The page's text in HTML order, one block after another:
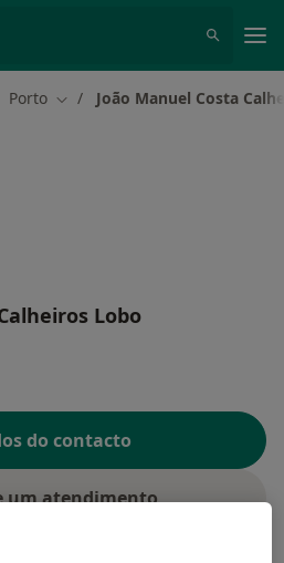
Porto Mudar de cidade
João Manuel Costa
Lobo
do contacto
um atendimento